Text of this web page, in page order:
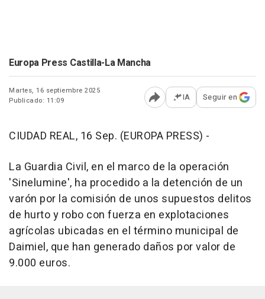
Europa Press Castilla-La Mancha
Martes, 16 septiembre 2025
Publicado: 11:09
Abrir opciones para
IA Seguir en
CIUDAD REAL, 16 Sep. (EUROPA PRESS) -
La Guardia Civil, en el marco de la operación
'Sinelumine', ha procedido a la detención de un
varón por la comisión de unos supuestos delitos
de hurto y robo con fuerza en explotaciones
agrícolas ubicadas en el término municipal de
Daimiel, que han generado daños por valor de
9.000 euros.